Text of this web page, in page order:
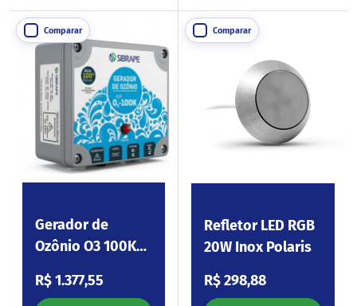
Comparar
Gerador de
Ozônio O3 100K
Venturi)
Preço normal
R$ 1.377,55
Comparar
Refletor LED RGB
20W Inox Polaris
Preço normal
R$ 298,88